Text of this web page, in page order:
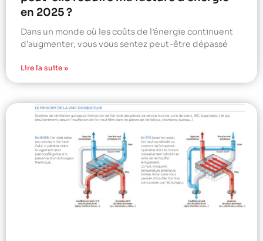
en 2025 ?
Dans un monde où les coûts de l’énergie continuent
d’augmenter, vous vous sentez peut-être dépassé
Lire la suite »